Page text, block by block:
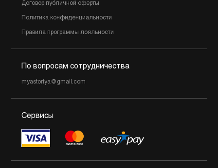
Договор публичной оферты
Политика конфиденциальности
Правила программы лояльности
По вопросам сотрудничества
myastoriya@gmail.com
Сервисы